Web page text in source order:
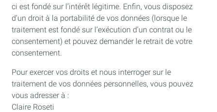
ci est fondé sur l’intérêt légitime. Enfin, vous disposez
d’un droit à la portabilité de vos données (lorsque le
traitement est fondé sur l’exécution d’un contrat ou le
consentement) et pouvez demander le retrait de votre
consentement.
Pour exercer vos droits et nous interroger sur le
traitement de vos données personnelles, vous pouvez
vous adresser à :
Claire Roseti